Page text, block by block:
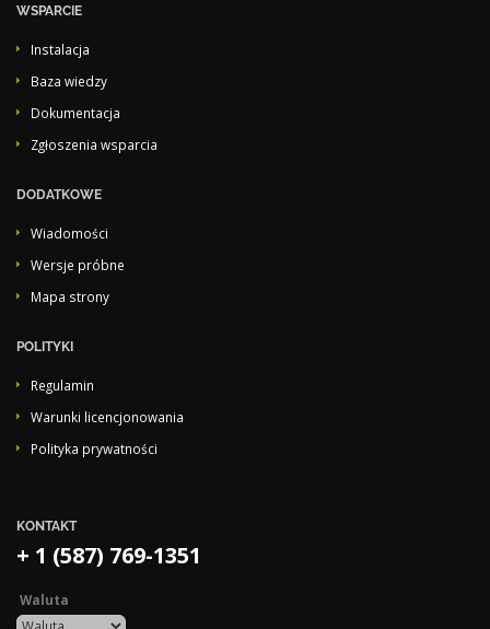
WSPARCIE
Instalacja
Baza wiedzy
Dokumentacja
Zgłoszenia wsparcia
DODATKOWE
Wiadomości
Wersje próbne
Mapa strony
POLITYKI
Regulamin
Warunki licencjonowania
Polityka prywatności
KONTAKT
+ 1 (587) 769-1351
Waluta